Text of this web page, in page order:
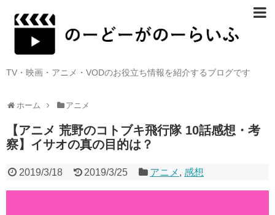
TV・映画・アニメ・VODのお役立ち情報を紹介するブログです
ホーム アニメ
【アニメ 荒野のコトブキ飛行隊 10話感想・考
察】イサオの真の目的は？
2019/3/18 2019/3/25 アニメ ,感想